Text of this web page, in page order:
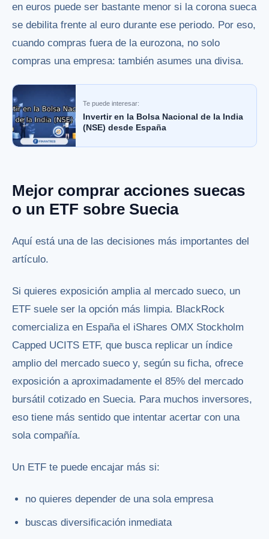
en euros puede ser bastante menor si la corona sueca
se debilita frente al euro durante ese periodo. Por eso,
cuando compras fuera de la eurozona, no solo
compras una empresa: también asumes una divisa.
Te puede interesar:
Invertir en la Bolsa Nacional de la India
(NSE) desde España
Mejor comprar acciones suecas
o un ETF sobre Suecia
Aquí está una de las decisiones más importantes del
artículo.
Si quieres exposición amplia al mercado sueco, un
ETF suele ser la opción más limpia. BlackRock
comercializa en España el iShares OMX Stockholm
Capped UCITS ETF, que busca replicar un índice
amplio del mercado sueco y, según su ficha, ofrece
exposición a aproximadamente el 85% del mercado
bursátil cotizado en Suecia. Para muchos inversores,
eso tiene más sentido que intentar acertar con una
sola compañía.
Un ETF te puede encajar más si:
no quieres depender de una sola empresa
buscas diversificación inmediata